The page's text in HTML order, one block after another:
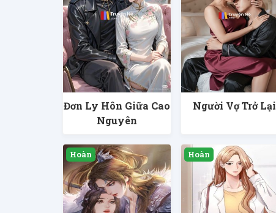
Đơn Ly Hôn Giữa Cao
Nguyên
Người Vợ Trở Lại